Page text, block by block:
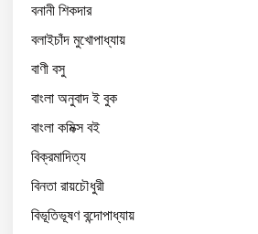
বনানী শিকদার
বলাইচাঁদ মুখোপাধ্যায়
বাণী বসু
বাংলা অনুবাদ ই বুক
বাংলা কমিক্স বই
বিক্রমাদিত্য
বিনতা রায়চৌধুরী
বিভূতিভূষণ বন্দোপাধ্যায়